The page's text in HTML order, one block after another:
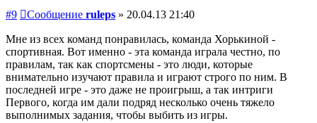
#9 Сообщение ruleps » 20.04.13 21:40
Мне из всех команд понравилась, команда Хорькиной -
спортивная. Вот именно - эта команда играла честно, по
правилам, так как спортсмены - это люди, которые
внимательно изучают правила и играют строго по ним. В
последней игре - это даже не проигрыш, а так интриги
Первого, когда им дали подряд несколько очень тяжело
выполнимых задания, чтобы выбить из игры.